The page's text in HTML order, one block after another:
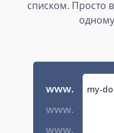
списком. Просто
www.
www.
www.